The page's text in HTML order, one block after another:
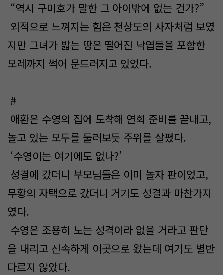
“역시 구미호가 말한 그 아이밖에 없는 건가?”
외적으로 느껴지는 힘은 천상도의 사자처럼 보였
지만 그녀가 밟는 땅은 떨어진 낙엽들을 포함한
모레까지 썩어 문드러지고 있었다.
#
애환은 수영의 집에 도착해 연회 준비를 끝내고,
놀고 있는 모두를 둘러보듯 주위를 살폈다.
‘수영이는 여기에도 없나?’
성결에 갔더니 부모님들은 이미 놀자 판이었고,
무황의 자택으로 갔더니 거기도 성결과 마찬가지
였다.
수영은 조용히 노는 성격이라 없을 거라고 판단
을 내리고 신속하게 이곳으로 왔는데 여기도 별반
다르지 않았다.